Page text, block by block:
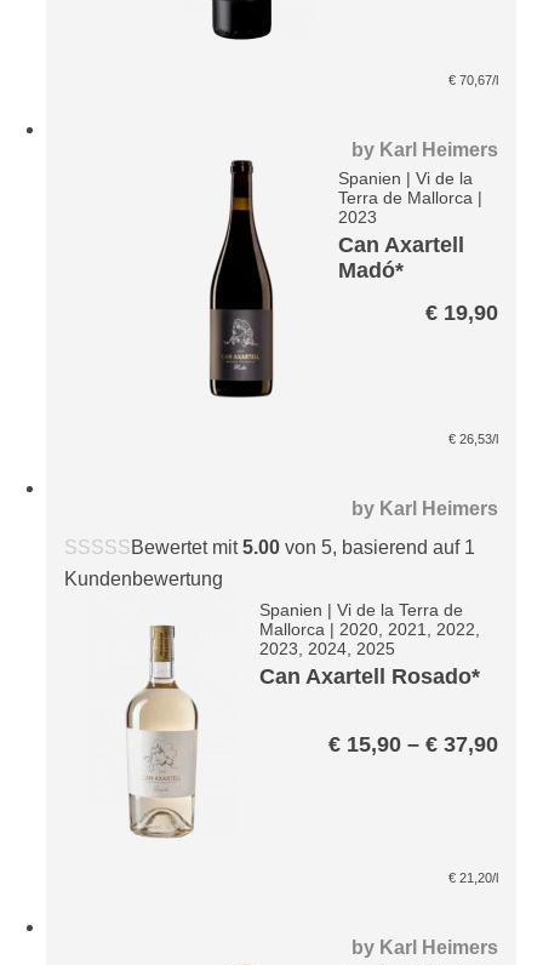
€ 70,67/l
by Karl Heimers
Spanien |Vi de la
Terra de Mallorca |
2023
Can Axartell
Madó*
€ 19,90
€ 26,53/l
by Karl Heimers
Bewertet mit5.00von 5, basierend auf 1
Kundenbewertung
Spanien |Vi de la Terra de
Mallorca |2020, 2021, 2022,
2023, 2024, 2025
Can Axartell Rosado*
€ 15,90 –€ 37,90
€ 21,20/l
by Karl Heimers